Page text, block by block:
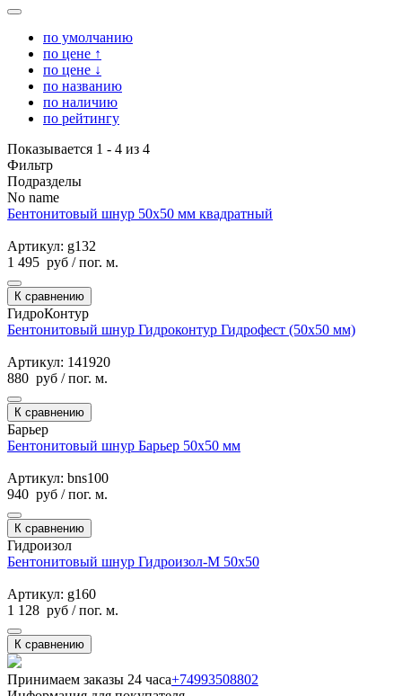
по умолчанию
по цене ↑
по цене ↓
по названию
по наличию
по рейтингу
Показывается 1 - 4 из 4
Фильтр
Подразделы
No name
Бентонитовый шнур 50х50 мм квадратный
Артикул: g132
1 495 руб / пог. м.
К сравнению
ГидроКонтур
Бентонитовый шнур Гидроконтур Гидрофест (50х50 мм)
Артикул: 141920
880 руб / пог. м.
К сравнению
Барьер
Бентонитовый шнур Барьер 50х50 мм
Артикул: bns100
940 руб / пог. м.
К сравнению
Гидроизол
Бентонитовый шнур Гидроизол-М 50х50
Артикул: g160
1 128 руб / пог. м.
К сравнению
Принимаем заказы 24 часа+74993508802